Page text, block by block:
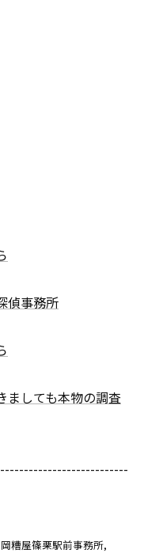
偵事務所
ましても本物の調査
糟屋篠栗駅前事務所